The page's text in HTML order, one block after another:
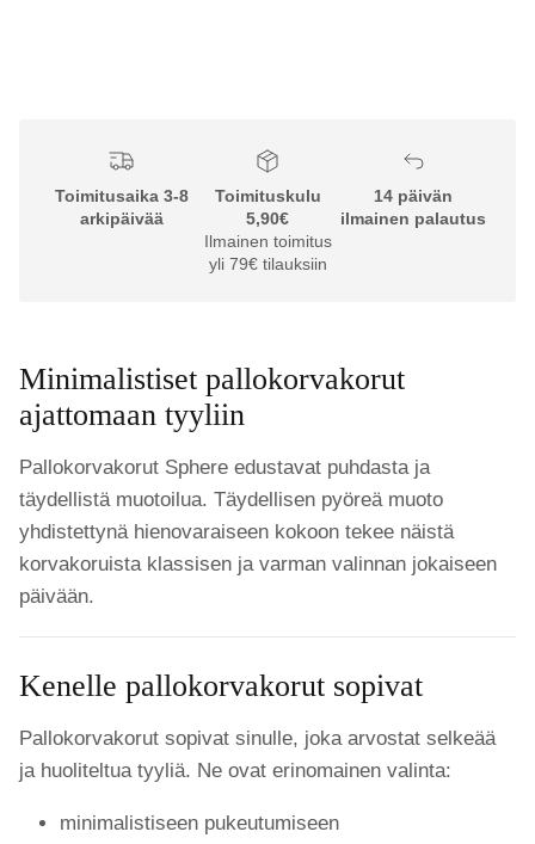
Toimitusaika 3-8
arkipäivää
Toimituskulu
5,90€
Ilmainen toimitus
yli 79€ tilauksiin
14 päivän
ilmainen palautus
Minimalistiset pallokorvakorut
ajattomaan tyyliin
Pallokorvakorut Sphere edustavat puhdasta ja
täydellistä muotoilua. Täydellisen pyöreä muoto
yhdistettynä hienovaraiseen kokoon tekee näistä
korvakoruista klassisen ja varman valinnan jokaiseen
päivään.
Kenelle pallokorvakorut sopivat
Pallokorvakorut sopivat sinulle, joka arvostat selkeää
ja huoliteltua tyyliä. Ne ovat erinomainen valinta:
minimalistiseen pukeutumiseen